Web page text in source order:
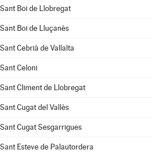
Sant Boi de Llobregat
Sant Boi de Lluçanès
Sant Cebrià de Vallalta
Sant Celoni
Sant Climent de Llobregat
Sant Cugat del Vallès
Sant Cugat Sesgarrigues
Sant Esteve de Palautordera